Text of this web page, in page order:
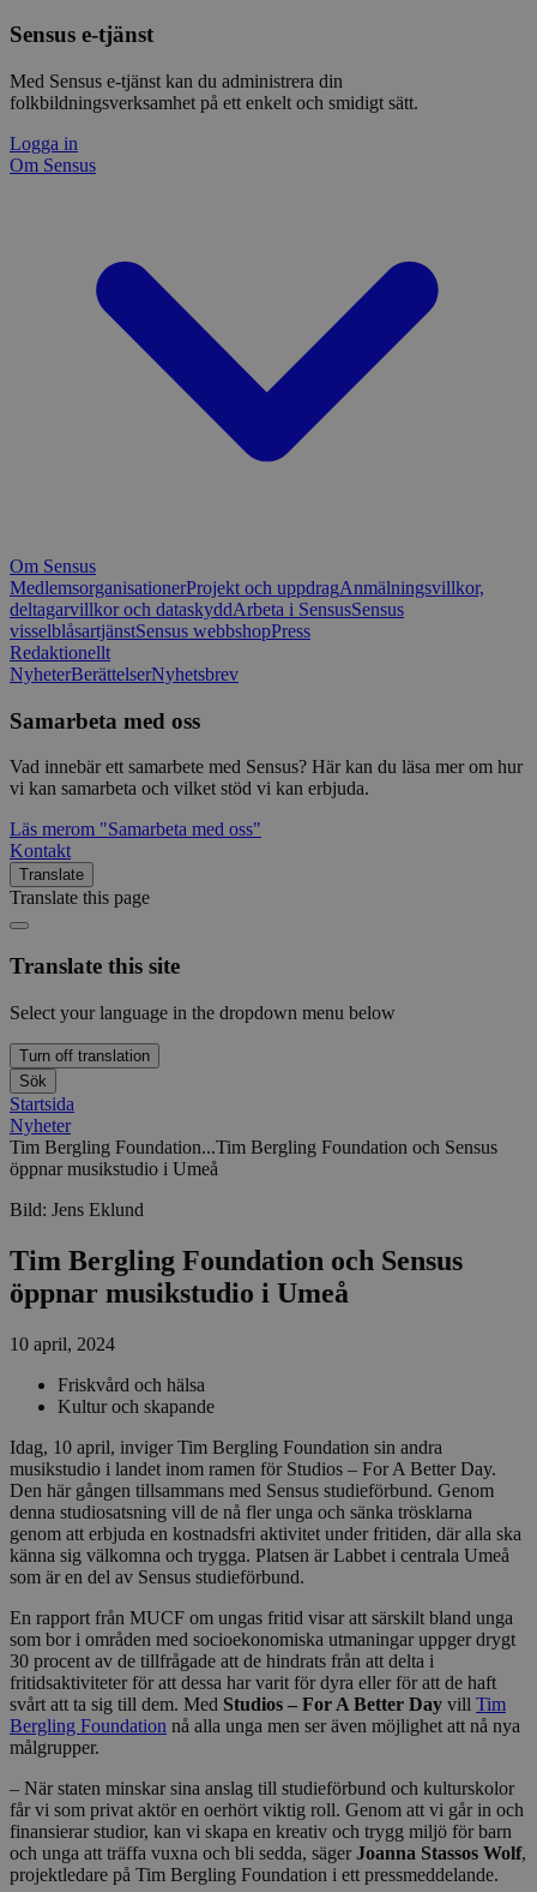
Sensus e-tjänst
Med Sensus e-tjänst kan du administrera din
folkbildningsverksamhet på ett enkelt och smidigt sätt.
Logga in
Om Sensus
Om Sensus
MedlemsorganisationerProjekt och uppdragAnmälningsvillkor,
deltagarvillkor och dataskyddArbeta i SensusSensus
visselblåsartjänstSensus webbshopPress
Redaktionellt
NyheterBerättelserNyhetsbrev
Samarbeta med oss
Vad innebär ett samarbete med Sensus? Här kan du läsa mer om hur
vi kan samarbeta och vilket stöd vi kan erbjuda.
Läs merom "Samarbeta med oss"
Kontakt
Translate
Translate this page
Translate this site
Select your language in the dropdown menu below
Turn off translation
Sök
Startsida
Nyheter
Tim Bergling Foundation...Tim Bergling Foundation och Sensus
öppnar musikstudio i Umeå
Bild: Jens Eklund
Tim Bergling Foundation och Sensus
öppnar musikstudio i Umeå
10 april, 2024
Friskvård och hälsa
Kultur och skapande
Idag, 10 april, inviger Tim Bergling Foundation sin andra
musikstudio i landet inom ramen för Studios – For A Better Day.
Den här gången tillsammans med Sensus studieförbund. Genom
denna studiosatsning vill de nå fler unga och sänka trösklarna
genom att erbjuda en kostnadsfri aktivitet under fritiden, där alla ska
känna sig välkomna och trygga. Platsen är Labbet i centrala Umeå
som är en del av Sensus studieförbund.
En rapport från MUCF om ungas fritid visar att särskilt bland unga
som bor i områden med socioekonomiska utmaningar uppger drygt
30 procent av de tillfrågade att de hindrats från att delta i
fritidsaktiviteter för att dessa har varit för dyra eller för att de haft
svårt att ta sig till dem. Med Studios – For A Better Day vill Tim
Bergling Foundation nå alla unga men ser även möjlighet att nå nya
målgrupper.
– När staten minskar sina anslag till studieförbund och kulturskolor
får vi som privat aktör en oerhört viktig roll. Genom att vi går in och
finansierar studior, kan vi skapa en kreativ och trygg miljö för barn
och unga att träffa vuxna och bli sedda, sägerJoanna Stassos Wolf,
projektledare på Tim Bergling Foundation i ett pressmeddelande.